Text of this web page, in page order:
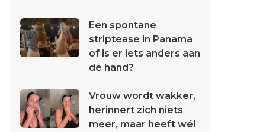
Een spontane
striptease in Panama
of is er iets anders aan
de hand?
Vrouw wordt wakker,
herinnert zich niets
meer, maar heeft wél